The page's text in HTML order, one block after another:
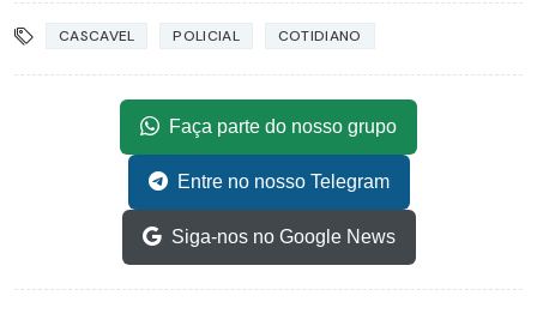
CASCAVEL POLICIAL COTIDIANO
Faça parte do nosso grupo
Entre no nosso Telegram
Siga-nos no Google News